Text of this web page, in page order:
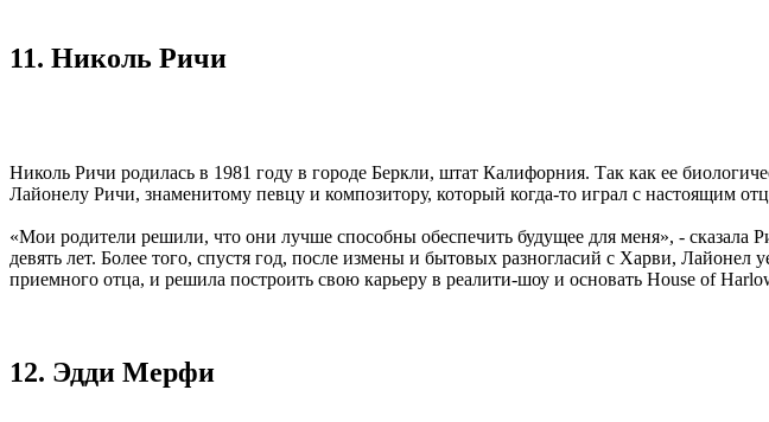
11. Николь Ричи
Николь Ричи родилась в 1981 году в городе Беркли, штат Калифорния. Так как ее
Лайонелу Ричи, знаменитому певцу и композитору, который когда-то играл с настоящим
«Мои родители решили, что они лучше способны обеспечить будущее для меня», -
девять лет. Более того, спустя год, после измены и бытовых разногласий с Харви,
приемного отца, и решила построить свою карьеру в реалити-шоу и основать House of
12. Эдди Мерфи